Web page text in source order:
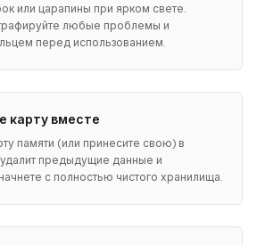
или царапины при ярком свете.
любые проблемы и
перед использованием.
карту вместе
памяти (или принесите свою) в
предыдущие данные и
с полностью чистого хранилища.